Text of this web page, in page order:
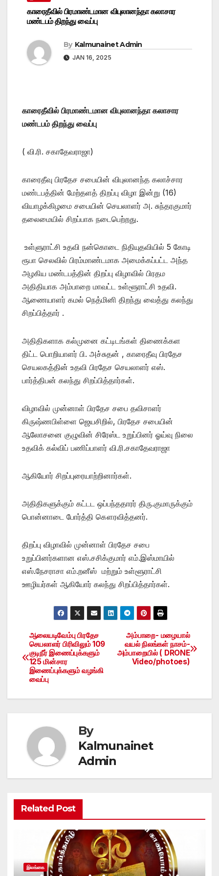
காரைதீவில் பிரமாண்டமான விபுலானந்தா கலாசார
மண்டபம் திறந்து வைப்பு
By Kalmunainet Admin
JAN 16, 2025
காரைதீவில் பிரமாண்டமான விபுலானந்தா கலாசார
மண்டபம் திறந்து வைப்பு
( வி.ரி. சகாதேவராஜா)
காரைதீவு பிரதேச சபையின் விபுலானந்த கலாச்சார
மண்டபத்தின் மேற்தளத் திறப்பு விழா இன்று (16)
வியாழக்கிழமை சபையின் செயலாளர் அ. சுந்தரகுமார்
தலைமையில் சிறப்பாக நடைபெற்றது.
உள்ளுராட்சி உதவி நன்கொடை நிதியுதவியில் 5 கோடி
ரூபா செலவில் பிரம்மாண்டமாக அமைக்கப்பட்ட அந்த
அழகிய மண்டபத்தின் திறப்பு விழாவில் பிரதம
அதிதியாக அம்பாறை மாவட்ட உள்ளூராட்சி உதவி.
ஆணையாளர் கமல் நெத்மினி திறந்து வைத்து கலந்து
சிறப்பித்தார் .
அதிதிகளாக கல்முனை கட்டிடங்கள் திணைக்கள
திட்ட பொறியாளர் பி. அச்சுதன் , காரைதீவு பிரதேச
செயலகத்தின் உதவி பிரதேச செயலாளர் எஸ்.
பார்த்திபன் கலந்து சிறப்பித்தார்கள்.
விழாவில் முன்னாள் பிரதேச சபை தவிசாளர்
கிருஷ்ணபிள்ளை ஜெயசிறில், பிரதேச சபையின்
ஆலோசனை குழுவின் சிரேஸ்ட உறுப்பினர் ஓய்வு நிலை
உதவிக் கல்விப் பணிப்பாளர் வி.ரி.சகாதேவராஜா
ஆகியோர் சிறப்புரையாற்றினார்கள்.
அதிதிகளுக்கும் கட்டட ஒப்பந்ததாரர் திரு.குமாருக்கும்
பொன்னாடை போர்த்தி கௌரவித்தனர்.
திறப்பு விழாவில் முன்னாள் பிரதேச சபை
உறுப்பினர்களான எஸ்.சசிக்குமார் எம்.இஸ்மாயில்
எஸ்.நேசராசா எம்.றனீஸ் மற்றும் உள்ளூராட்சி
ஊழியர்கள் ஆகியோர் கலந்து சிறப்பித்தார்கள்.
Post
navigation
அம்பாறை- மழையால்
வயல் நிலங்கள் நாசம்-
அம்பாறையில் ( DRONE
Video/photoes)
ஆலையடிவேம்பு பிரதேச
செயலாளர் பிரிவிலும் 109
குடிநீர் இணைப்புக்களும்
125 மின்சார
இணைப்புக்களும் வழங்கி
வைப்பு
By
Kalmunainet
Admin
Related Post
இலங்கை